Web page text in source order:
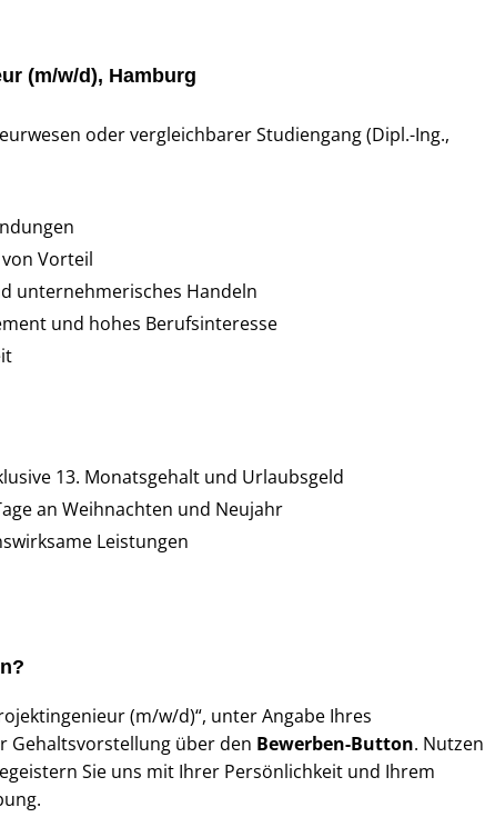
(m/w/d), Hamburg
oder vergleichbarer Studiengang (Dipl.-Ing.,
Vorteil
unternehmerisches Handeln
und hohes Berufsinteresse
13. Monatsgehalt und Urlaubsgeld
an Weihnachten und Neujahr
Leistungen
(m/w/d)“, unter Angabe Ihres
über den Bewerben-Button. Nutzen
Sie uns mit Ihrer Persönlichkeit und Ihrem